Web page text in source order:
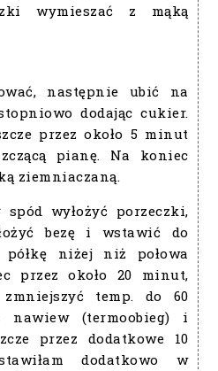
wymieszać z mąką
następnie ubić na
dodając cukier.
przez około 5 minut
pianę. Na koniec
ziemniaczaną.
spód wyłożyć porzeczki,
bezę i wstawić do
niżej niż połowa
przez około 20 minut,
temp. do 60
nawiew (termoobieg) i
przez dodatkowe 10
dodatkowo w